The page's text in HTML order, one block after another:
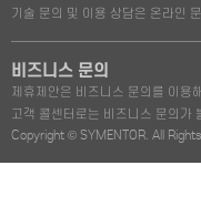
기술 문의 및 이용 상담은 온라인
비즈니스 문의
제휴제안은 비즈니스 문의를 이용
고객 콜센터로는 비즈니스 문의가
Copyright © SYMENTOR. All